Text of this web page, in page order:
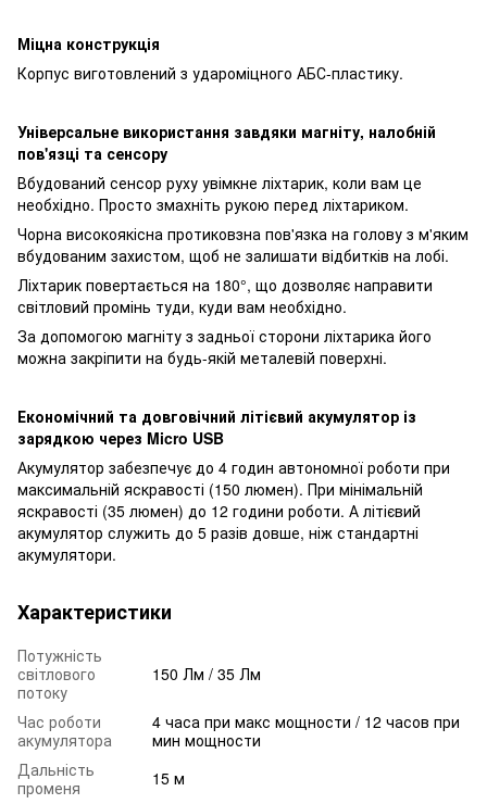
Міцна конструкція
Корпус виготовлений з удароміцного АБС-пластику.
Універсальне використання завдяки магніту, налобній
пов'язці та сенсору
Вбудований сенсор руху увімкне ліхтарик, коли вам це
необхідно. Просто змахніть рукою перед ліхтариком.
Чорна високоякісна протиковзна пов'язка на голову з м'яким
вбудованим захистом, щоб не залишати відбитків на лобі.
Ліхтарик повертається на 180°, що дозволяє направити
світловий промінь туди, куди вам необхідно.
За допомогою магніту з задньої сторони ліхтарика його
можна закріпити на будь-якій металевій поверхні.
Економічний та довговічний літієвий акумулятор із
зарядкою через Micro USB
Акумулятор забезпечує до 4 годин автономної роботи при
максимальній яскравості (150 люмен). При мінімальній
яскравості (35 люмен) до 12 години роботи. А літієвий
акумулятор служить до 5 разів довше, ніж стандартні
акумулятори.
Характеристики
Потужність
світлового
потоку
150 Лм / 35 Лм
Час роботи
акумулятора
4 часа при макс мощности / 12 часов при
мин мощности
Дальність
променя
15 м